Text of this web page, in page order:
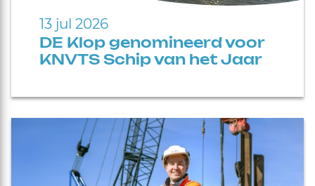
13 jul 2026
DE Klop genomineerd voor
KNVTS Schip van het Jaar